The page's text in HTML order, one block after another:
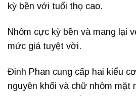
kỳ bền với tuổi thọ cao.
Nhôm cực kỳ bền và mang lại
mức giá tuyệt vời.
Đinh Phan cung cấp hai kiểu
nguyên khối và chữ nhôm mặt